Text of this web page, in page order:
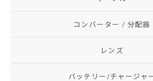
コンバーター / 分配器
レンズ
バッテリー/チャージャ